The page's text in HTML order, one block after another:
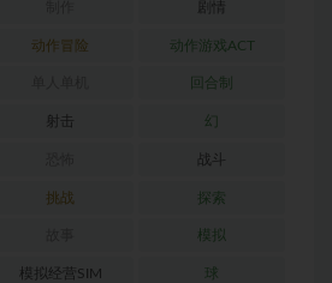
剧情
动作冒险 动作游戏ACT
回合制
射击 幻
战斗
挑战 探索
模拟
模拟经营SIM 球